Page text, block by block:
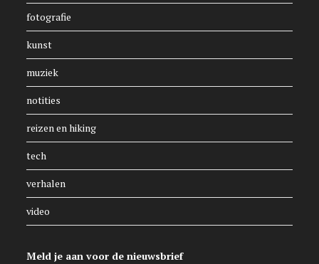
fotografie
kunst
muziek
notities
reizen en hiking
tech
verhalen
video
Meld je aan voor de nieuwsbrief